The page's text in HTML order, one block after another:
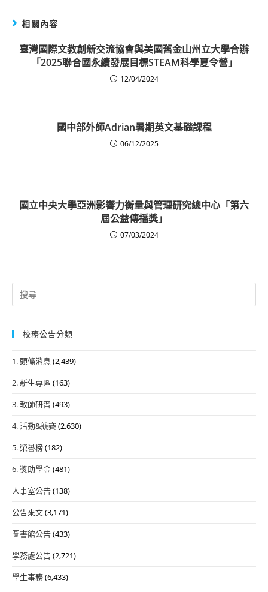
相關內容
臺灣國際文教創新交流協會與美國舊金山州立大學合辦
「2025聯合國永續發展目標STEAM科學夏令營」
12/04/2024
國中部外師Adrian暑期英文基礎課程
06/12/2025
國立中央大學亞洲影響力衡量與管理研究總中心「第六
屆公益傳播獎」
07/03/2024
Search
for:
校務公告分類
1. 頭條消息 (2,439)
2. 新生專區 (163)
3. 教師研習 (493)
4. 活動&競賽(2,630)
5. 榮譽榜(182)
6. 獎助學金(481)
人事室公告(138)
公告來文(3,171)
圖書館公告(433)
學務處公告(2,721)
學生事務(6,433)